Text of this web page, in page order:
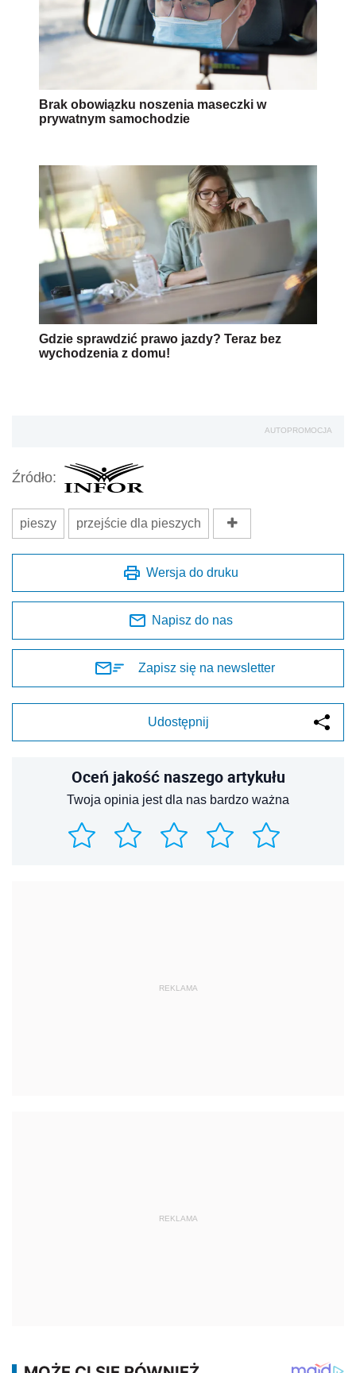
Brak obowiązku noszenia maseczki w
prywatnym samochodzie
Gdzie sprawdzić prawo jazdy? Teraz bez
wychodzenia z domu!
AUTOPROMOCJA
Źródło:
pieszy przejście dla pieszych
Wersja do druku
Napisz do nas
Zapisz się na newsletter
Udostępnij
Oceń jakość naszego artykułu
Twoja opinia jest dla nas bardzo ważna
REKLAMA
REKLAMA